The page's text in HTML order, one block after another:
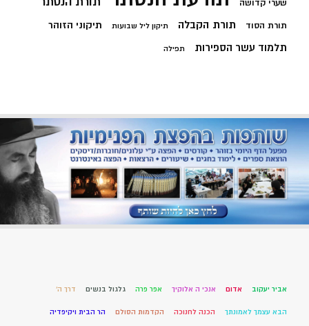
שערי קדושה
תורת הסוד תורת הקבלה תיקון ליל שבועות תיקוני הזוהר
תלמוד עשר הספירות תפילה
אביר יעקוב אדום אנכי ה אלוקיך אפר פרה גלגול בנשים דרך ה'
הבא עצמך לאמונתך הכנה לחנוכה הקדמות הסולם הר הבית ויקיפדיה